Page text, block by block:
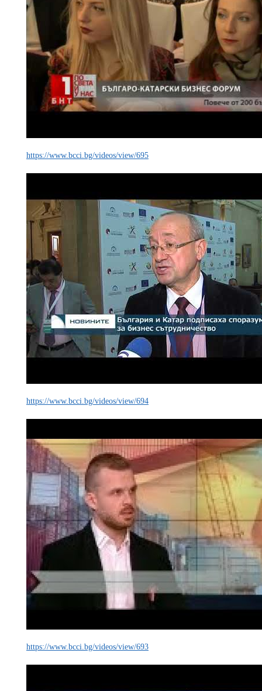
https://www.bcci.bg/videos/view/695
https://www.bcci.bg/videos/view/694
https://www.bcci.bg/videos/view/693